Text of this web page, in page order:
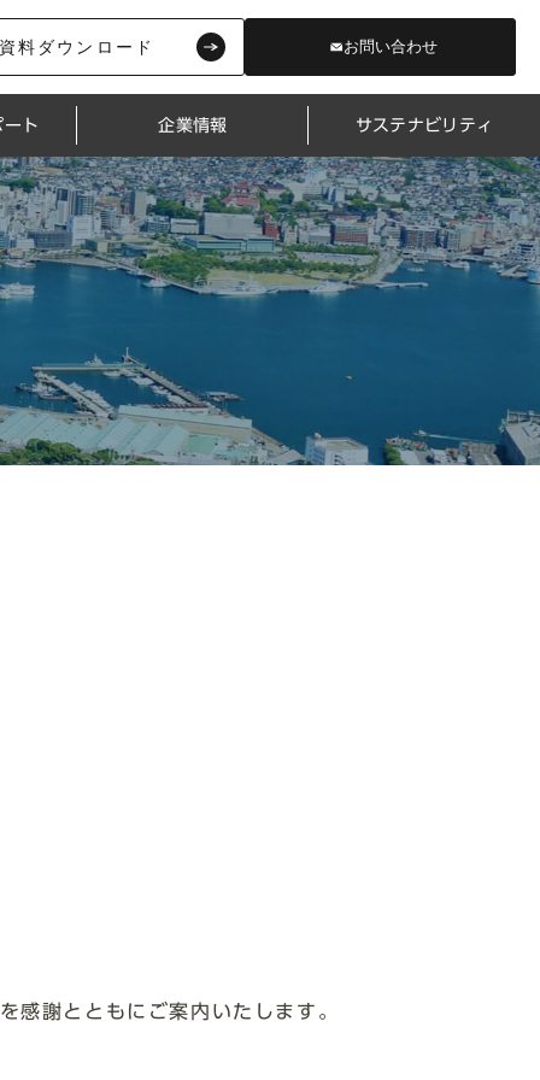
資料ダウンロード お問い合わせ
ート 企業情報 サステナビリティ
謝とともにご案内いたします。